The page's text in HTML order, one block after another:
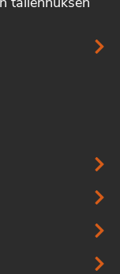
tallennuksen